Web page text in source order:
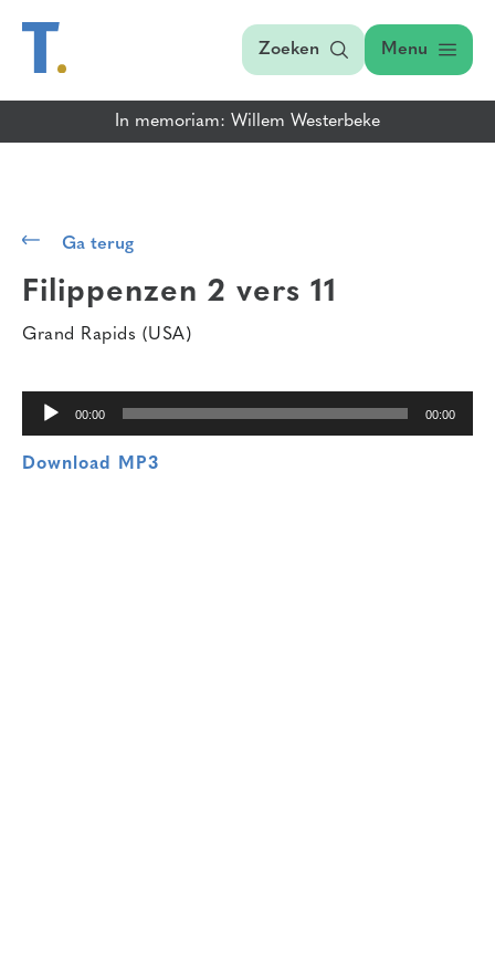
Zoeken Menu
In memoriam: Willem Westerbeke
Ga terug
Filippenzen 2 vers 11
Grand Rapids (USA)
00:00 00:00
Download MP3